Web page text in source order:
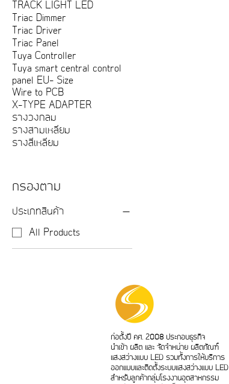
TRACK LIGHT LED
Triac Dimmer
Triac Driver
Triac Panel
Tuya Controller
Tuya smart central control
panel EU- Size
Wire to PCB
X-TYPE ADAPTER
รางวงกลม
รางสามเหลี่ยม
รางสี่เหลี่ยม
กรองตาม
ประเภทสินค้า
All Products
ก่อตั้งปี คศ. 2008 ประกอบธุรกิจ
นำเข้า ผลิต และ จัดจำหน่าย ผลิตภัณฑ์
แสงสว่างแบบ LED รวมทั้งการให้บริการ
ออกแบบและติดตั้งระบบแสงสว่างแบบ LED
สำหรับลูกค้ากลุ่มโรงงานอุตสาหกรรม